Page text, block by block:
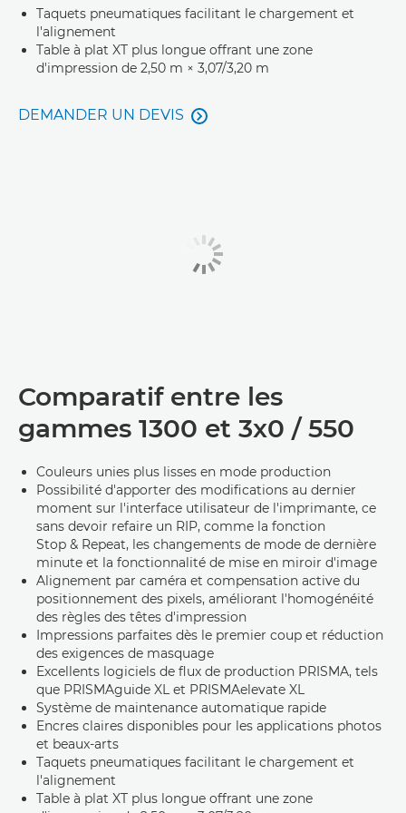
Taquets pneumatiques facilitant le chargement et
l'alignement
Table à plat XT plus longue offrant une zone
d'impression de 2,50 m × 3,07/3,20 m
DEMANDER UN DEVIS 
Comparatif entre les
gammes 1300 et 3x0 / 550
Couleurs unies plus lisses en mode production
Possibilité d'apporter des modifications au dernier
moment sur l'interface utilisateur de l'imprimante, ce
sans devoir refaire un RIP, comme la fonction
Stop & Repeat, les changements de mode de dernière
minute et la fonctionnalité de mise en miroir d'image
Alignement par caméra et compensation active du
positionnement des pixels, améliorant l'homogénéité
des règles des têtes d'impression
Impressions parfaites dès le premier coup et réduction
des exigences de masquage
Excellents logiciels de flux de production PRISMA, tels
que PRISMAguide XL et PRISMAelevate XL
Système de maintenance automatique rapide
Encres claires disponibles pour les applications photos
et beaux-arts
Taquets pneumatiques facilitant le chargement et
l'alignement
Table à plat XT plus longue offrant une zone